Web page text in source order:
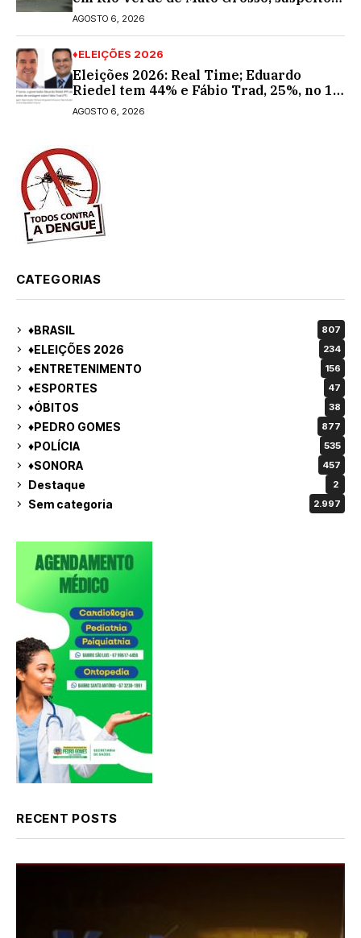
procurado
AGOSTO 6, 2026
♦ELEIÇÕES 2026
Eleições 2026: Real Time; Eduardo
Riedel tem 44% e Fábio Trad, 25%, no 1º
turno para o governo do MS
AGOSTO 6, 2026
CATEGORIAS
♦BRASIL 807
♦ELEIÇÕES 2026 234
♦ENTRETENIMENTO 156
♦ESPORTES 47
♦ÓBITOS 38
♦PEDRO GOMES 877
♦POLÍCIA 535
♦SONORA 457
Destaque 2
Sem categoria 2.997
RECENT POSTS